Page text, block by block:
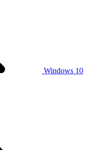
Windows 10